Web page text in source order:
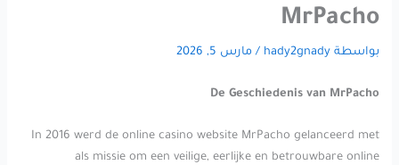
MrPacho
بواسطة hady2gnady
/ مارس 5, 2026
De Geschiedenis van MrPacho
In 2016 werd de online casino website MrPacho gelanceerd met
als missie om een veilige, eerlijke en betrouwbare online